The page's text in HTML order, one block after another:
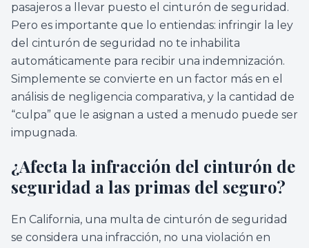
pasajeros a llevar puesto el cinturón de seguridad.
Pero es importante que lo entiendas: infringir la ley
del cinturón de seguridad no te inhabilita
automáticamente para recibir una indemnización.
Simplemente se convierte en un factor más en el
análisis de negligencia comparativa, y la cantidad de
“culpa” que le asignan a usted a menudo puede ser
impugnada.
¿Afecta la infracción del cinturón de
seguridad a las primas del seguro?
En California, una multa de cinturón de seguridad
se considera una infracción, no una violación en